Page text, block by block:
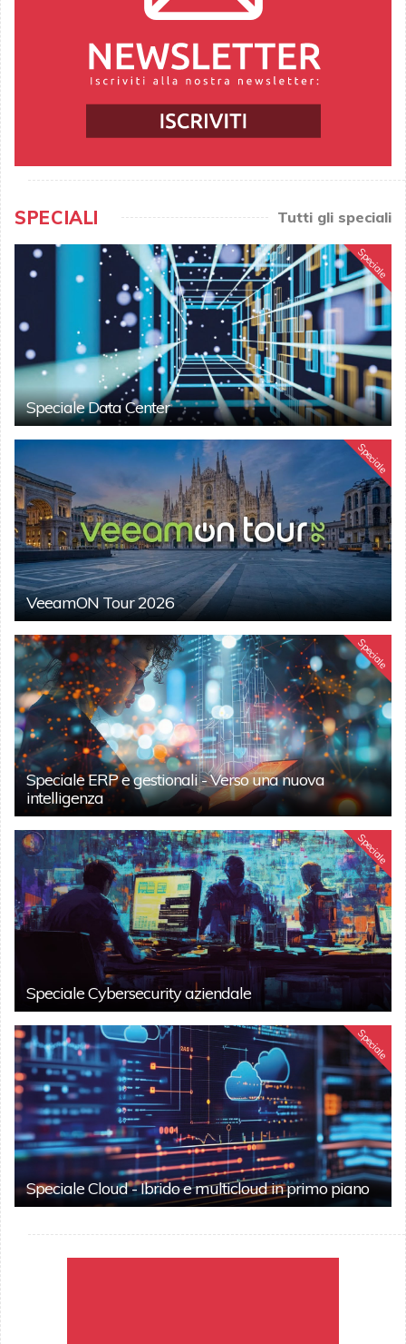
SPECIALI Tutti gli speciali
Speciale
Speciale Data Center
Speciale
VeeamON Tour 2026
Speciale
Speciale ERP e gestionali - Verso una nuova
intelligenza
Speciale
Speciale Cybersecurity aziendale
Speciale
Speciale Cloud - Ibrido e multicloud in primo piano